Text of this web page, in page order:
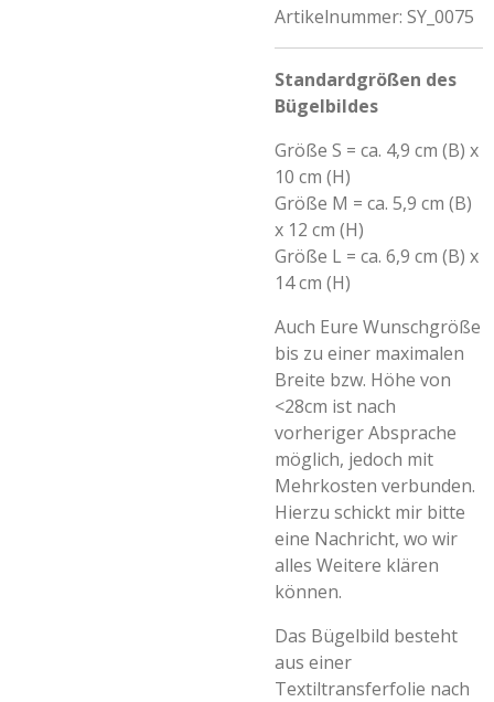
Artikelnummer: SY_0075
Standardgrößen des
Bügelbildes
Größe S = ca. 4,9 cm (B) x
10 cm (H)
Größe M = ca. 5,9 cm (B)
x 12 cm (H)
Größe L = ca. 6,9 cm (B) x
14 cm (H)
Auch Eure Wunschgröße
bis zu einer maximalen
Breite bzw. Höhe von
<28cm ist nach
vorheriger Absprache
möglich, jedoch mit
Mehrkosten verbunden.
Hierzu schickt mir bitte
eine Nachricht, wo wir
alles Weitere klären
können.
Das Bügelbild besteht
aus einer
Textiltransferfolie nach